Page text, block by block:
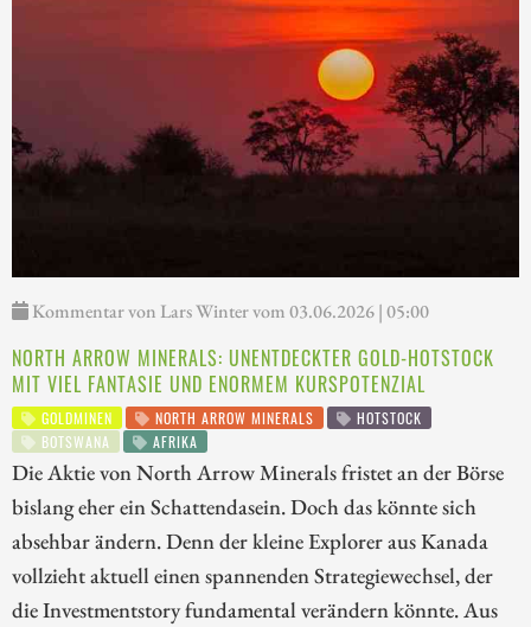
Kommentar von Lars Winter vom 03.06.2026 | 05:00
NORTH ARROW MINERALS: UNENTDECKTER GOLD-HOTSTOCK
MIT VIEL FANTASIE UND ENORMEM KURSPOTENZIAL
GOLDMINEN NORTH ARROW MINERALS
HOTSTOCK
BOTSWANA
AFRIKA
Die Aktie von North Arrow Minerals fristet an der Börse
bislang eher ein Schattendasein. Doch das könnte sich
absehbar ändern. Denn der kleine Explorer aus Kanada
vollzieht aktuell einen spannenden Strategiewechsel, der
die Investmentstory fundamental verändern könnte. Aus